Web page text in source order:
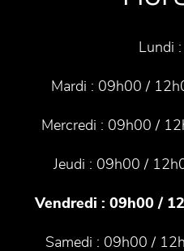
Lundi :
Mardi : 09h00 /
Mercredi : 09h00 /
Jeudi : 09h00 /
Vendredi : 09h00 /
Samedi : 09h00 /